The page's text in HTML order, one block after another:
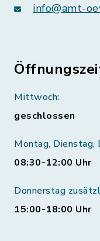
info@amt-
Mittwoch:
geschlossen
Montag, Dienstag,
08:30-12:00 Uhr
Donnerstag
15:00-18:00 Uhr